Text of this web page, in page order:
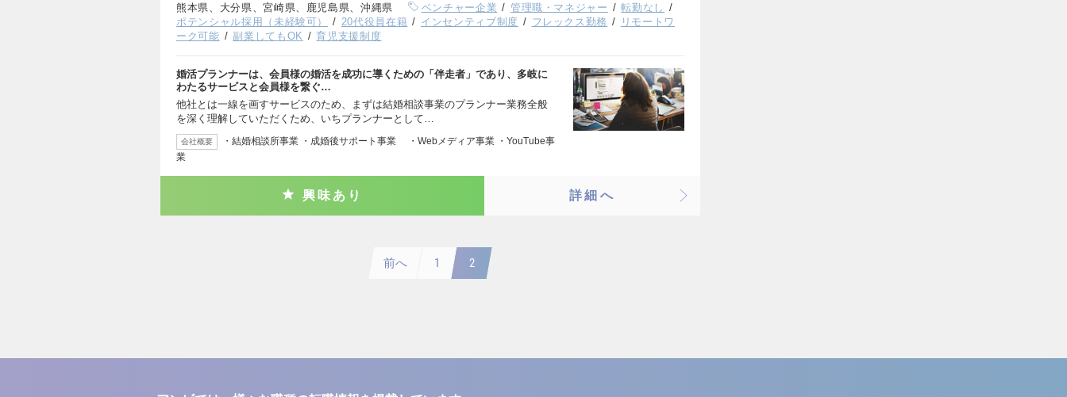
熊本県、大分県、宮崎県、鹿児島県、沖縄県
ベンチャー企業 管理職・マネジャー
転勤なし
ポテンシャル採用（未経験可）
20代役員在籍 インセンティブ制度 フレックス勤務
リモートワ
ーク可能
副業してもOK 育児支援制度
婚活プランナーは、会員様の婚活を成功に導くための「伴走者」であり、多岐に
わたるサービスと会員様を繋ぐ…
他社とは一線を画すサービスのため、まずは結婚相談事業のプランナー業務全般
を深く理解していただくため、いちプランナーとして…
会社概要
・結婚相談所事業 ・成婚後サポート事業 ・Webメディア事業 ・YouTube事
業
興味あり 詳細へ
前へ 1 2